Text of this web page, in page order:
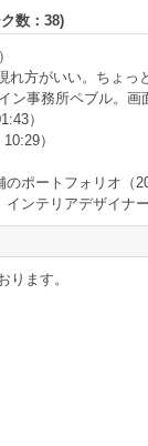
数： 38)
方がいい。ちょっ
事務所ペブル。画
）
）
ポートフォリオ （
ンテリアデザイナ
ます。